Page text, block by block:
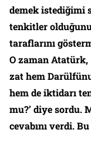
demek istediğimi
tenkitler
taraflarını
O zaman Atatürk,
zat hem
hem de iktidarı
mu?’ diye sordu.
cevabını verdi.